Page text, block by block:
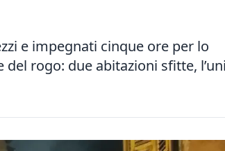
e impegnati cinque ore per lo
rogo: due abitazioni sfitte,